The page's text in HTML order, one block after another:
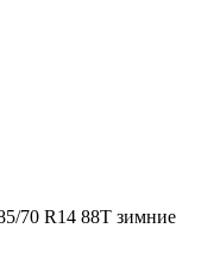
70 R14 88T зимние